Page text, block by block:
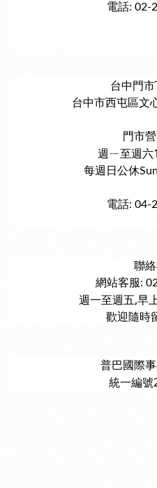
電話: 02-
台中門
台中市西屯區文
門市
週ㄧ至週六
每週日公休
電話: 04-
聯
網站客服:
週一至週五,早
歡迎隨時
普巴國際
統一編